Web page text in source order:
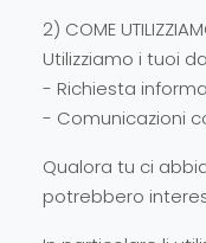
2) COME
Utilizziamo i tuoi
- Richiesta
- Comunicazioni
Qualora tu ci
potrebbero